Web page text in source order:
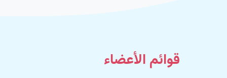
قوائم الأعضاء